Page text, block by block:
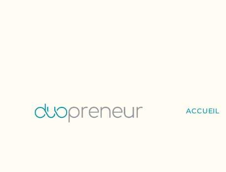
ACCUEIL